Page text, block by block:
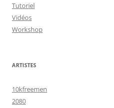
Tutoriel
Vidéos
Workshop
ARTISTES
10kfreemen
2080